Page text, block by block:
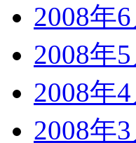
2008年6
2008年5
2008年4
2008年3